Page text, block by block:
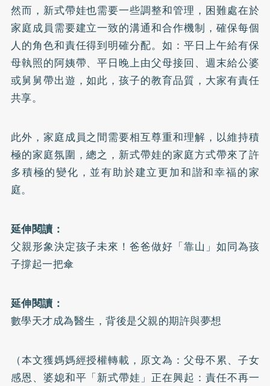
然而，新式帶娃也需要一些調整和管理，困難處在於
家庭成員需要建立一致的溝通和合作機制，確保每個
人的角色和責任得到明確分配。如：平日上午給有保
母執照的阿姨帶、平日晚上由父母接回、週末給公婆
或舅舅帶出遊，如此，孩子的教育品質，大家有責任
共享。
此外，家庭成員之間需要相互尊重和理解，以維持積
極的家庭氛圍，總之，新式帶娃的家庭方式帶來了許
多積極的變化，並有助於建立更加和諧和幸福的家
庭。
延伸閱讀：
父親形象決定孩子未來！爸爸做好「靠山」如同為孩
子撐起一把傘
延伸閱讀：
數學天才成為醫生，背後是父親的期許與夢想
（本文獲媽媽經授權轉載，原文為： 父母不累、子女
感恩、婆媳和平「新式帶娃」正在興起：責任不再一